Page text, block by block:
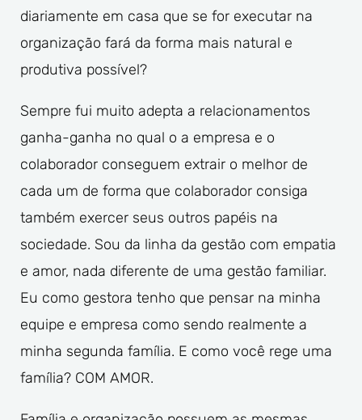
diariamente em casa que se for executar na
organização fará da forma mais natural e
produtiva possível?
Sempre fui muito adepta a relacionamentos
ganha-ganha no qual o a empresa e o
colaborador conseguem extrair o melhor de
cada um de forma que colaborador consiga
também exercer seus outros papéis na
sociedade. Sou da linha da gestão com empatia
e amor, nada diferente de uma gestão familiar.
Eu como gestora tenho que pensar na minha
equipe e empresa como sendo realmente a
minha segunda família. E como você rege uma
família? COM AMOR.